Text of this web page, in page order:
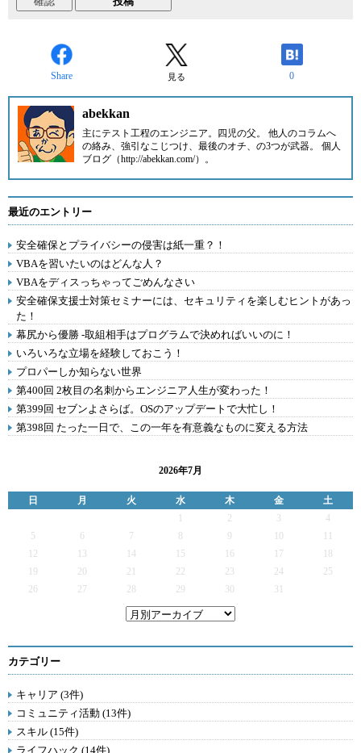
Share 見る 0
abekkan
主にテスト工程のエンジニア。四児の父。 他人のコラムへ
の絡み、強引なこじつけ、最後のオチ、の3つが武器。 個人
ブログ（http://abekkan.com/）。
最近のエントリー
安全確保とプライバシーの侵害は紙一重？！
VBAを習いたいのはどんな人？
VBAをディスっちゃってごめんなさい
安全確保支援士対策セミナーには、セキュリティを楽しむヒントがあっ
た！
幕尻から優勝 -取組相手はプログラムで決めればいいのに！
いろいろな立場を経験しておこう！
プロパーしか知らない世界
第400回 2枚目の名刺からエンジニア人生が変わった！
第399回 セブンよさらば。OSのアップデートで大忙し！
第398回 たった一日で、この一年を有意義なものに変える方法
2026年7月
日 月 火 水 木 金
土
2 3
4
5
6 7 9
12
13 14 15 16 17
19
20 21 22 23 24
25
26
27 28 29 30 31
カテゴリー
キャリア (3件)
コミュニティ活動 (13件)
スキル (15件)
ライフハック (14件)